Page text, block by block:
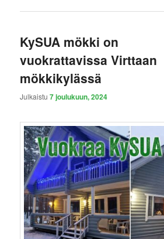
KySUA mökki on
vuokrattavissa Virttaan
mökkikylässä
Julkaistu7 joulukuun, 2024